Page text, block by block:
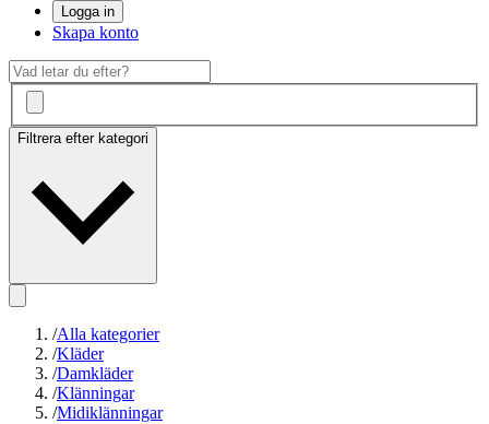
Logga in
Skapa konto
Filtrera efter kategori
/Alla kategorier
/Kläder
/Damkläder
/Klänningar
/Midiklänningar